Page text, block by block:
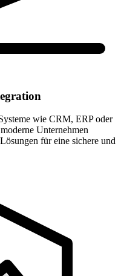
wie CRM, ERP oder
Unternehmen
für eine sichere und